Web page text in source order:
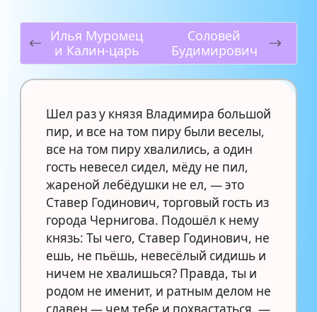
Илья Муромец
и Калин-царь
Соловей
Будимирович
Шел раз у князя Владимира большой
пир, и все на том пиру были веселы,
все на том пиру хвалились, а один
гость невесел сидел, мёду не пил,
жареной лебёдушки не ел, — это
Ставер Годинович, торговый гость из
города Чернигова. Подошёл к нему
князь: Ты чего, Ставер Годинович, не
ешь, не пьёшь, невесёлый сидишь и
ничем не хвалишься? Правда, ты и
родом не именит, и ратным делом не